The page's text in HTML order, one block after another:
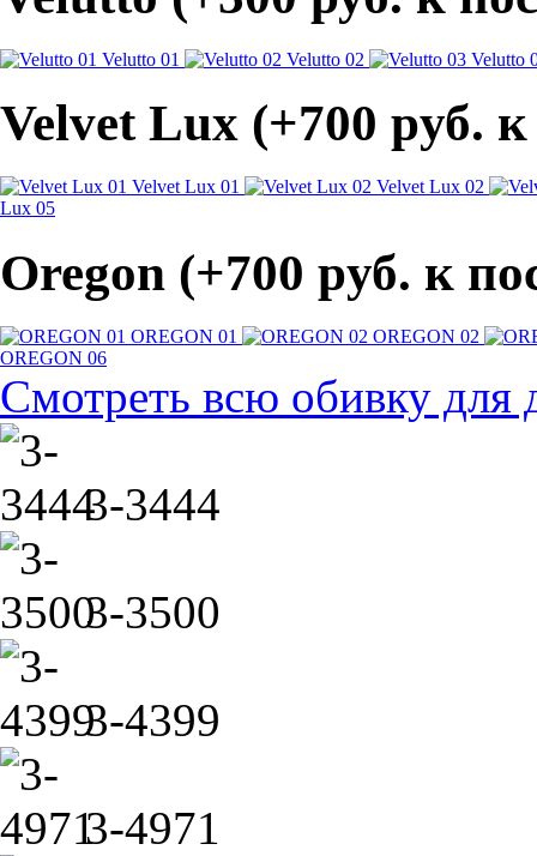
Velutto 01 Velutto 02 Velutto
Velvet Lux (+700 pуб.
Velvet Lux 01
Velvet Lux 02
Lux 05
Oregon (+700 pуб. к
OREGON 01
OREGON 02
OREGON 06
Смотреть всю обивку для
3-3444
3-3500
3-4399
3-4971